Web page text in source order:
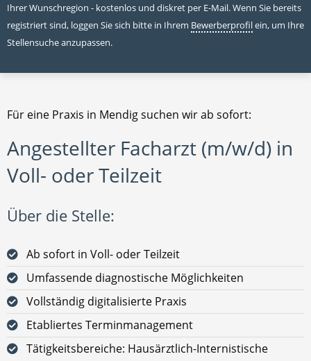
Ihrer Wunschregion - kostenlos und diskret per E-Mail. Wenn Sie bereits
registriert sind, loggen Sie sich bitte in Ihrem Bewerberprofilein, um Ihre
Stellensuche anzupassen.
Für eine Praxis in Mendig suchen wir ab sofort:
Angestellter Facharzt (m/w/d) in
Voll- oder Teilzeit
Über die Stelle:
Ab sofort in Voll- oder Teilzeit
Umfassende diagnostische Möglichkeiten
Vollständig digitalisierte Praxis
Etabliertes Terminmanagement
Tätigkeitsbereiche: Hausärztlich-Internistische